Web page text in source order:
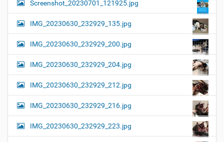
Screenshot_20230701_121925.jpg
IMG_20230630_232929_135.jpg
IMG_20230630_232929_200.jpg
IMG_20230630_232929_204.jpg
IMG_20230630_232929_212.jpg
IMG_20230630_232929_216.jpg
IMG_20230630_232929_223.jpg